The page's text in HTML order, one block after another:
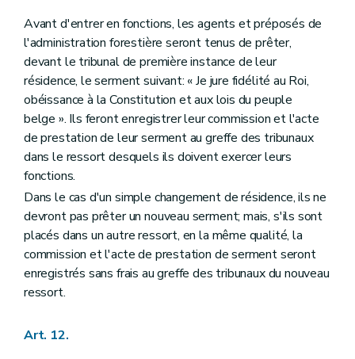
Art. 179bis
Art. 180
Art. 181
Art. 182
Art. 183
Art. 184
Titre XIV Des subventions de la Région wallonne
Art. 185
Avant d'entrer en fonctions, les agents et préposés de
l'administration forestière seront tenus de prêter,
devant le tribunal de première instance de leur
résidence, le serment suivant: « Je jure fidélité au Roi,
obéissance à la Constitution et aux lois du peuple
belge ». Ils feront enregistrer leur commission et l'acte
de prestation de leur serment au greffe des tribunaux
dans le ressort desquels ils doivent exercer leurs
fonctions.
Dans le cas d'un simple changement de résidence, ils ne
devront pas prêter un nouveau serment; mais, s'ils sont
placés dans un autre ressort, en la même qualité, la
commission et l'acte de prestation de serment seront
enregistrés sans frais au greffe des tribunaux du nouveau
ressort.
Art. 12.